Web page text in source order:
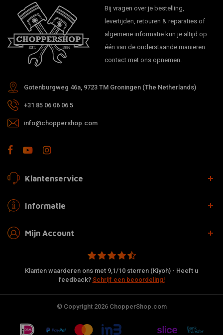
Bij vragen over je bestelling,
levertijden, retouren & reparaties of
algemene informatie kun je altijd op
één van de onderstaande manieren
contact met ons opnemen.
Gotenburgweg 46a, 9723 TM Groningen (The Netherlands)
+31 85 06 06 06 5
info@choppershop.com
Klantenservice
Informatie
Mijn Account
Klanten waarderen ons met 9,1/10 sterren (Kiyoh) - Heeft u
feedback? Schrijf een beoordeling!
© Copyright 2026 ChopperShop.com